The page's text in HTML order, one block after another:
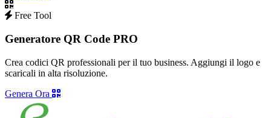
Free Tool
Generatore QR Code PRO
Crea codici QR professionali per il tuo business. Aggiungi il logo e
scaricali in alta risoluzione.
Genera Ora